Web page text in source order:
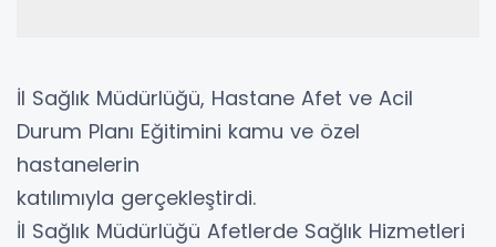
İl Sağlık Müdürlüğü, Hastane Afet ve Acil
Durum Planı Eğitimini kamu ve özel
hastanelerin
katılımıyla gerçekleştirdi.
İl Sağlık Müdürlüğü Afetlerde Sağlık Hizmetleri